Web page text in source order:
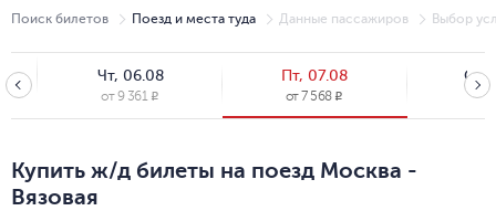
Поиск билетов Поезд и места туда Данные пассажиров Выбор
Чт, 06.08
от 9 361 R
Пт, 07.08
от7 568 R
Сб,
от8
Купить ж/д билеты на поезд Москва -
Вязовая